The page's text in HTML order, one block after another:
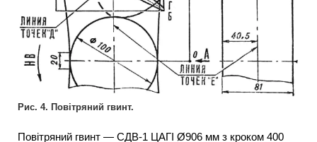
Рис. 4. Повітряний гвинт.
Повітряний гвинт — СДВ-1 ЦАГІ Ø906 мм з кроком 400